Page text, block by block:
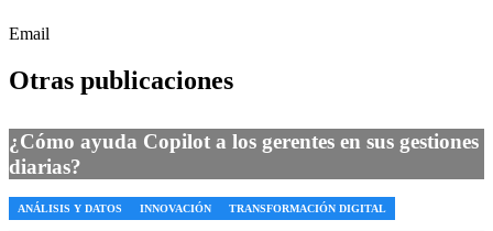
Email
Otras publicaciones
¿Cómo ayuda Copilot a los gerentes en sus gestiones
diarias?
ANÁLISIS Y DATOS INNOVACIÓN TRANSFORMACIÓN DIGITAL